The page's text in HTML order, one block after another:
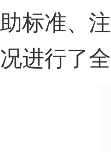
助标准、
况进行了